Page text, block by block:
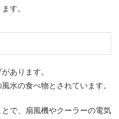
す。
あります。
水の食べ物とされています。
で、扇風機やクーラーの電気